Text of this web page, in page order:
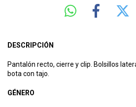
DESCRIPCIÓN
Pantalón recto, cierre y clip. Bolsillos
bota con tajo.
GÉNERO